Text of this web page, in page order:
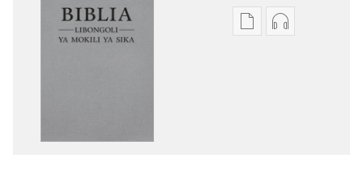
NdengeNdenge